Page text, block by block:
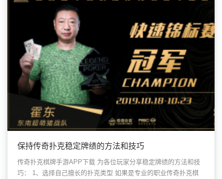
保持传奇扑克稳定牌绩的方法和技巧
传奇扑克棋牌手游APP下载 为各位玩家分享稳定牌绩的方法和技
巧： 1、选择自己擅长的扑克类型 如果是专业的职业传奇扑克棋